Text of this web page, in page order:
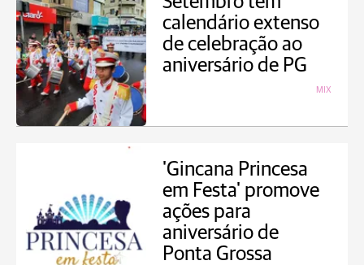
calendário extenso
de celebração ao
aniversário de PG
MIX
'Gincana Princesa
em Festa' promove
ações para
aniversário de
Ponta Grossa